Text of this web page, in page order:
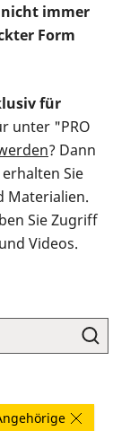
nicht immer
Form
für
unter "PRO
? Dann
Sie
Materialien.
Sie Zugriff
Videos.